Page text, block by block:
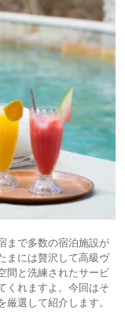
まで多数の宿泊施設が
まには贅沢して高級ヴ
間と洗練されたサービ
くれますよ。今回はそ
選して紹介します。